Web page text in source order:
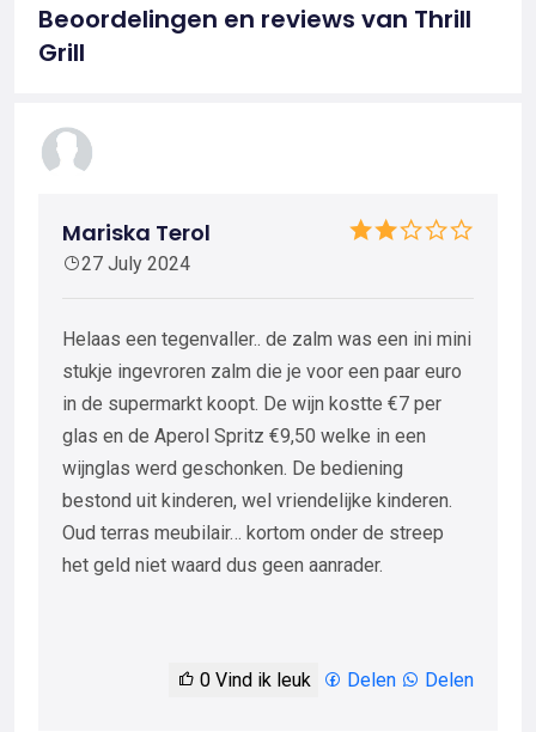
Beoordelingen en reviews van Thrill
Grill
Mariska Terol
27 July 2024
Helaas een tegenvaller.. de zalm was een ini mini
stukje ingevroren zalm die je voor een paar euro
in de supermarkt koopt. De wijn kostte €7 per
glas en de Aperol Spritz €9,50 welke in een
wijnglas werd geschonken. De bediening
bestond uit kinderen, wel vriendelijke kinderen.
Oud terras meubilair… kortom onder de streep
het geld niet waard dus geen aanrader.
0 Vind ik leuk Delen Delen